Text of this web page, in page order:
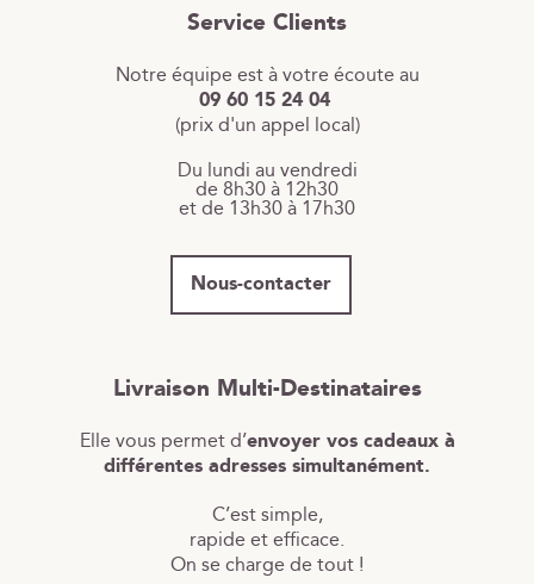
Service Clients
Notre équipe est à votre écoute au
09 60 15 24 04
(prix d'un appel local)
Du lundi au vendredi
de 8h30 à 12h30
et de 13h30 à 17h30
Nous-contacter
Livraison Multi-Destinataires
Elle vous permet d’envoyer vos cadeaux à
différentes adresses simultanément.
C’est simple,
rapide et efficace.
On se charge de tout !